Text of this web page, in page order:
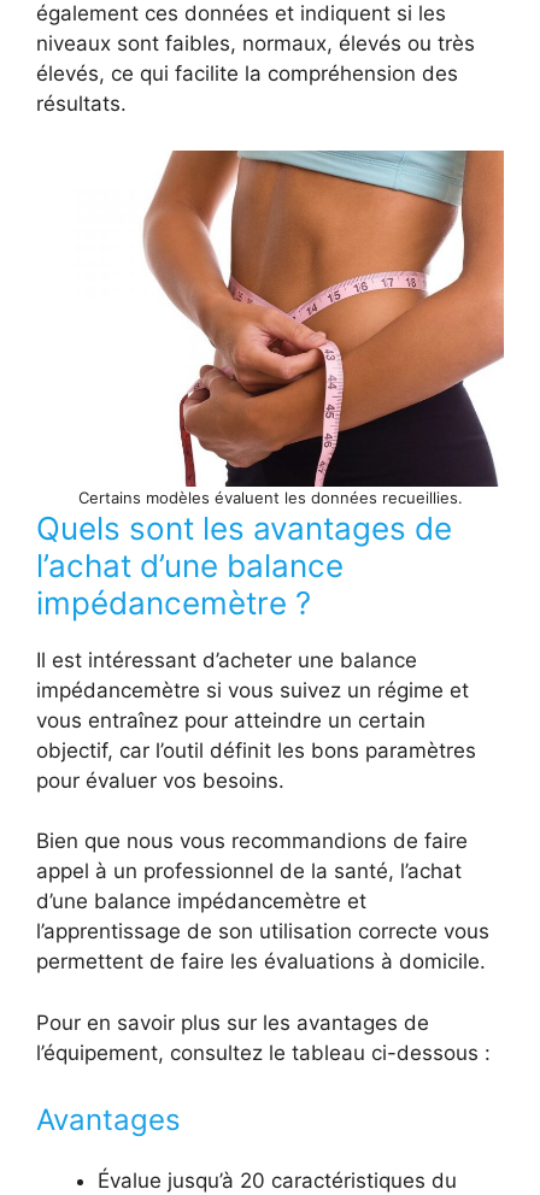
également ces données et indiquent si les
niveaux sont faibles, normaux, élevés ou très
élevés, ce qui facilite la compréhension des
résultats.
Certains modèles évaluent les données recueillies.
Quels sont les avantages de
l’achat d’une balance
impédancemètre ?
Il est intéressant d’acheter une balance
impédancemètre si vous suivez un régime et
vous entraînez pour atteindre un certain
objectif, car l’outil définit les bons paramètres
pour évaluer vos besoins.
Bien que nous vous recommandions de faire
appel à un professionnel de la santé, l’achat
d’une balance impédancemètre et
l’apprentissage de son utilisation correcte vous
permettent de faire les évaluations à domicile.
Pour en savoir plus sur les avantages de
l’équipement, consultez le tableau ci-dessous :
Avantages
Évalue jusqu’à 20 caractéristiques du